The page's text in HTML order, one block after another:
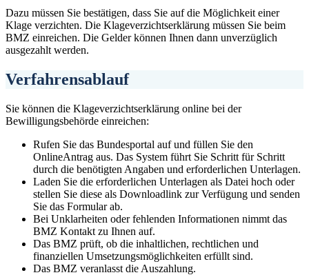
Dazu müssen Sie bestätigen, dass Sie auf die Möglichkeit einer
Klage verzichten. Die Klageverzichtserklärung müssen Sie beim
BMZ einreichen. Die Gelder können Ihnen dann unverzüglich
ausgezahlt werden.
Verfahrensablauf
Sie können die Klageverzichtserklärung online bei der
Bewilligungsbehörde einreichen:
Rufen Sie das Bundesportal auf und füllen Sie den
OnlineAntrag aus. Das System führt Sie Schritt für Schritt
durch die benötigten Angaben und erforderlichen Unterlagen.
Laden Sie die erforderlichen Unterlagen als Datei hoch oder
stellen Sie diese als Downloadlink zur Verfügung und senden
Sie das Formular ab.
Bei Unklarheiten oder fehlenden Informationen nimmt das
BMZ Kontakt zu Ihnen auf.
Das BMZ prüft, ob die inhaltlichen, rechtlichen und
finanziellen Umsetzungsmöglichkeiten erfüllt sind.
Das BMZ veranlasst die Auszahlung.